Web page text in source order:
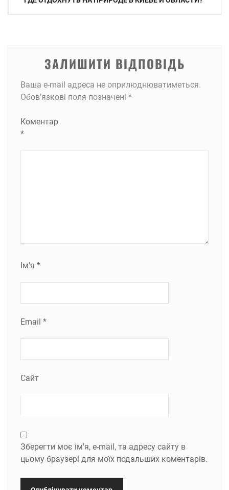
ЗАЛИШИТИ ВІДПОВІДЬ
Ваша e-mail адреса не оприлюднюватиметься.
Обов’язкові поля позначені *
Коментар
*
Ім'я *
Email *
Сайт
Зберегти моє ім'я, e-mail, та адресу сайту в
цьому браузері для моїх подальших коментарів.